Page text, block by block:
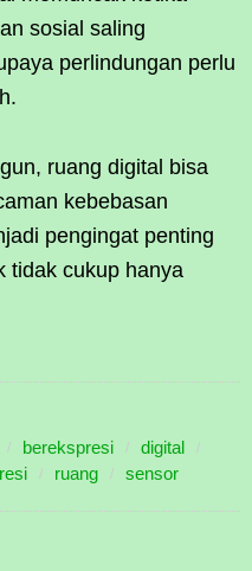
sosial saling
perlindungan perlu
ruang digital bisa
kebebasan
pengingat penting
tidak cukup hanya
berekspresi
digital
ruang sensor